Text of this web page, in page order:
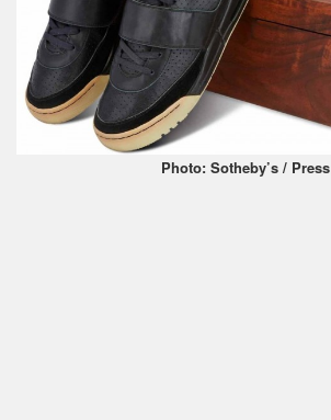
Photo: Sotheby’s / Press